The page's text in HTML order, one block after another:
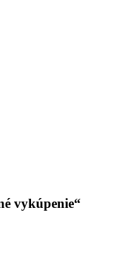
vykúpenie“